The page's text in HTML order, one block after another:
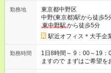
勤務地
東京都中野区
中野(東京都)駅から徒歩5
東中野駅から徒歩5分
駅近オフィス＊大手企
勤務時間
1日8時間～ 9：00～19：
ますので まずはご希望をお聞かせく
～18:00 10:00～19:00 な